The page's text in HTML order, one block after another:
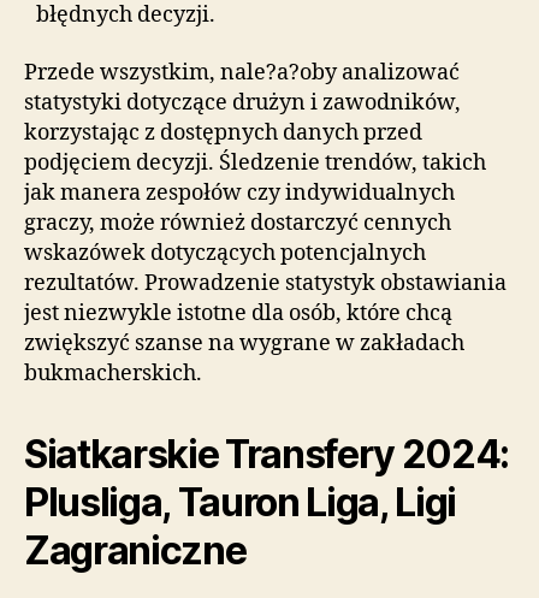
błędnych decyzji.
Przede wszystkim, nale?a?oby analizować
statystyki dotyczące drużyn i zawodników,
korzystając z dostępnych danych przed
podjęciem decyzji. Śledzenie trendów, takich
jak manera zespołów czy indywidualnych
graczy, może również dostarczyć cennych
wskazówek dotyczących potencjalnych
rezultatów. Prowadzenie statystyk obstawiania
jest niezwykle istotne dla osób, które chcą
zwiększyć szanse na wygrane w zakładach
bukmacherskich.
Siatkarskie Transfery 2024:
Plusliga, Tauron Liga, Ligi
Zagraniczne